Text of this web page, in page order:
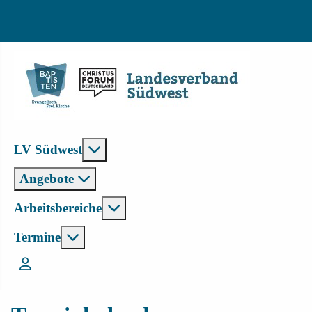
LV Südwest
Angebote
Arbeitsbereiche
Termine